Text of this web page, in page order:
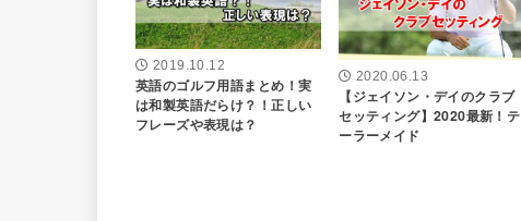
2019.10.12
英語のゴルフ用語まとめ！実
は和製英語だらけ？！正しい
フレーズや表現は？
2020.06.13
【ジェイソン・デイのクラブ
セッティング】2020最新！テ
ーラーメイド